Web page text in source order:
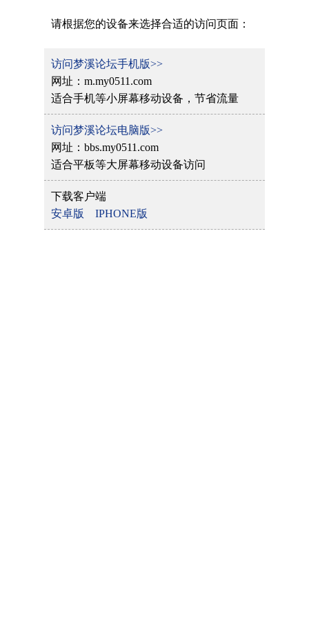
请根据您的设备来选择合适的访问页面：
访问梦溪论坛手机版>>
网址：m.my0511.com
适合手机等小屏幕移动设备，节省流量
访问梦溪论坛电脑版>>
网址：bbs.my0511.com
适合平板等大屏幕移动设备访问
下载客户端
安卓版
IPHONE版